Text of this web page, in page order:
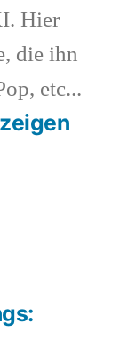
Hier
die ihn
etc...